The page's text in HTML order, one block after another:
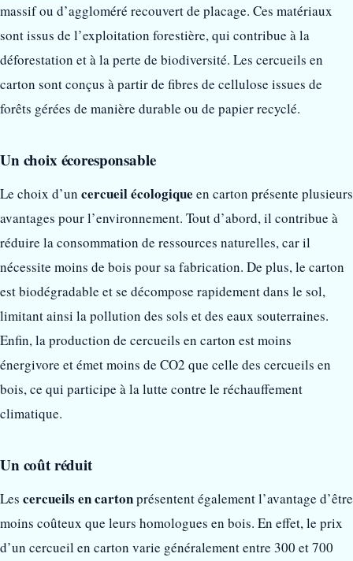
massif ou d’aggloméré recouvert de placage. Ces matériaux
sont issus de l’exploitation forestière, qui contribue à la
déforestation et à la perte de biodiversité. Les cercueils en
carton sont conçus à partir de fibres de cellulose issues de
forêts gérées de manière durable ou de papier recyclé.
Un choix écoresponsable
Le choix d’un cercueil écologique en carton présente plusieurs
avantages pour l’environnement. Tout d’abord, il contribue à
réduire la consommation de ressources naturelles, car il
nécessite moins de bois pour sa fabrication. De plus, le carton
est biodégradable et se décompose rapidement dans le sol,
limitant ainsi la pollution des sols et des eaux souterraines.
Enfin, la production de cercueils en carton est moins
énergivore et émet moins de CO2 que celle des cercueils en
bois, ce qui participe à la lutte contre le réchauffement
climatique.
Un coût réduit
Les cercueils en cartonprésentent également l’avantage d’être
moins coûteux que leurs homologues en bois. En effet, le prix
d’un cercueil en carton varie généralement entre 300 et 700